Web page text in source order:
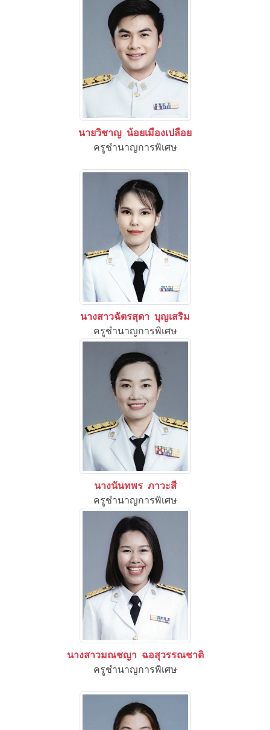
นายวิชาญ น้อยเมืองเปลือย
ครูชำนาญการพิเศษ
นางสาวฉัตรสุดา บุญเสริม
ครูชำนาญการพิเศษ
นางนันทพร ภาวะสี
ครูชำนาญการพิเศษ
นางสาวมณชญา ฉอสุวรรณชาติ
ครูชำนาญการพิเศษ